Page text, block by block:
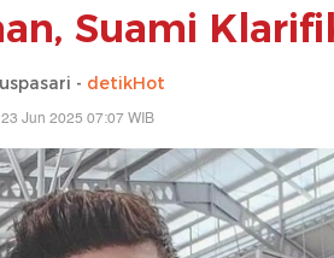
Suami
- detikHot
Jun 2025 07:07 WIB